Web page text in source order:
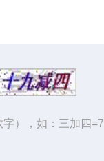
），如：三加四=7